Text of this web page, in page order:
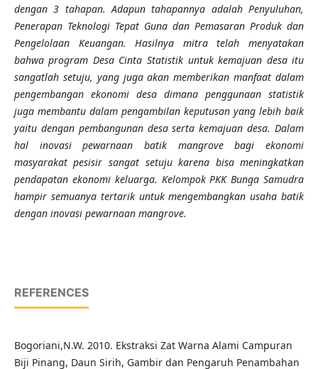
dengan 3 tahapan. Adapun tahapannya adalah Penyuluhan,
Penerapan Teknologi Tepat Guna dan Pemasaran Produk dan
Pengelolaan Keuangan. Hasilnya mitra telah menyatakan
bahwaprogram Desa Cinta Statistik untuk kemajuan desa itu
sangatlah setuju, yang juga akan memberikan manfaat dalam
pengembangan ekonomi desa dimana penggunaan statistik
juga membantu dalam pengambilan keputusan yang lebih baik
yaitu dengan pembangunan desa serta kemajuan desa. Dalam
hal inovasi pewarnaan batik mangrove bagi ekonomi
masyarakat pesisir sangat setuju karena bisa meningkatkan
pendapatan ekonomi keluarga. Kelompok PKK Bunga Samudra
hampir semuanya tertarik untuk mengembangkan usaha batik
dengan inovasi pewarnaan mangrove.
REFERENCES
Bogoriani,N.W. 2010. Ekstraksi Zat Warna Alami Campuran
Biji Pinang, Daun Sirih, Gambir dan Pengaruh Penambahan